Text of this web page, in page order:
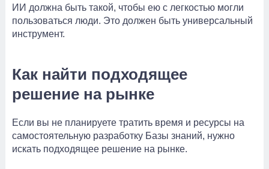
ИИ должна быть такой, чтобы ею с легкостью могли
пользоваться люди. Это должен быть универсальный
инструмент.
Как найти подходящее
решение на рынке
Если вы не планируете тратить время и ресурсы на
самостоятельную разработку Базы знаний, нужно
искать подходящее решение на рынке.